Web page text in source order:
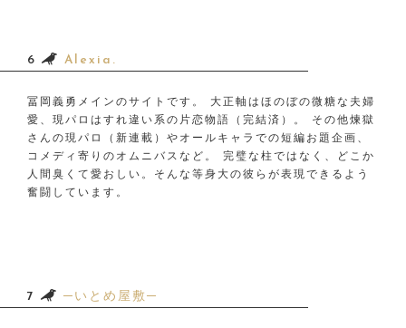
6 Alexia.
冨岡義勇メインのサイトです。 大正軸はほのぼの微糖な夫婦
愛、現パロはすれ違い系の片恋物語（完結済）。 その他煉獄
さんの現パロ（新連載）やオールキャラでの短編お題企画、
コメディ寄りのオムニバスなど。 完璧な柱ではなく、どこか
人間臭くて愛おしい。そんな等身大の彼らが表現できるよう
奮闘しています。
7 ─いとめ屋敷─